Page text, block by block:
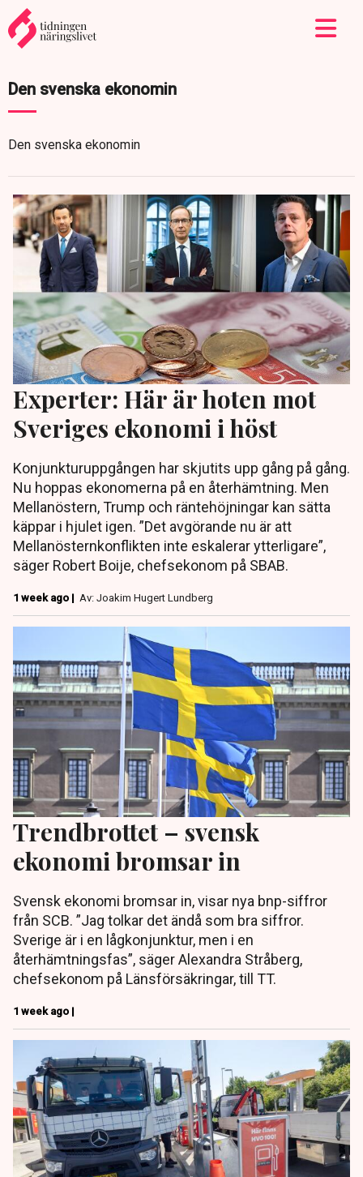
Den svenska ekonomin
Den svenska ekonomin
Experter: Här är hoten mot
Sveriges ekonomi i höst
Konjunkturuppgången har skjutits upp gång på gång.
Nu hoppas ekonomerna på en återhämtning. Men
Mellanöstern, Trump och räntehöjningar kan sätta
käppar i hjulet igen. ”Det avgörande nu är att
Mellanösternkonflikten inte eskalerar ytterligare”,
säger Robert Boije, chefsekonom på SBAB.
1 week ago | Av: Joakim Hugert Lundberg
Trendbrottet – svensk
ekonomi bromsar in
Svensk ekonomi bromsar in, visar nya bnp-siffror
från SCB. ”Jag tolkar det ändå som bra siffror.
Sverige är i en lågkonjunktur, men i en
återhämtningsfas”, säger Alexandra Stråberg,
chefsekonom på Länsförsäkringar, till TT.
1 week ago |